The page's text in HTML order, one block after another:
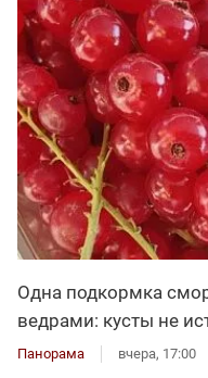
Одна подкормка
ведрами: кусты не
Панорама вчера, 17:00